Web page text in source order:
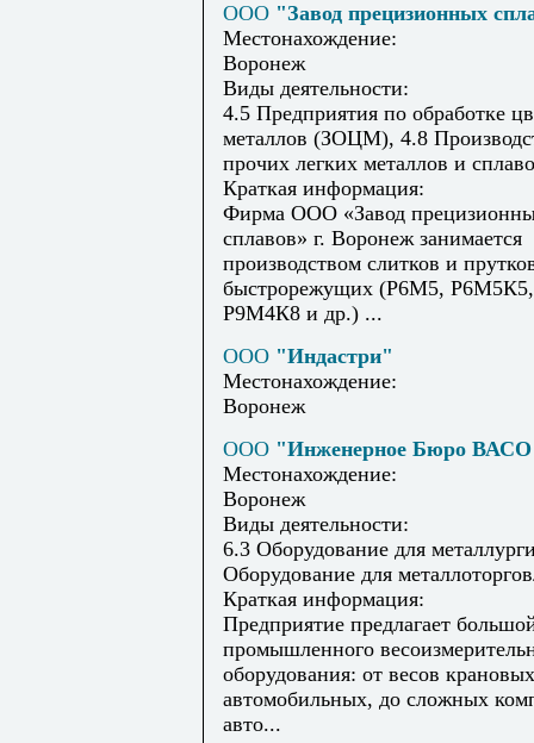
ООО "Завод прецизионных
Местонахождение:
Воронеж
Виды деятельности:
4.5 Предприятия по обработке
металлов (ЗОЦМ), 4.8
прочих легких металлов и
Краткая информация:
Фирма ООО «Завод
сплавов» г. Воронеж занимается
производством слитков и
быстрорежущих (Р6М5,
Р9М4К8 и др.) ...
ООО "Индастри"
Местонахождение:
Воронеж
ООО "Инженерное Бюро
Местонахождение:
Воронеж
Виды деятельности:
6.3 Оборудование для
Оборудование для
Краткая информация:
Предприятие предлагает
промышленного
оборудования: от весов
автомобильных, до сложных
авто...